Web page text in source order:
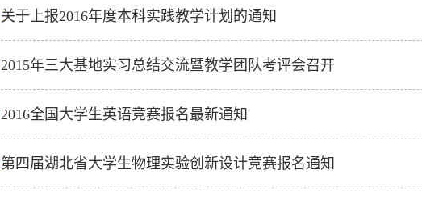
关于上报2016年度本科实践教学计划的通知
2015年三大基地实习总结交流暨教学团队考评会召开
2016全国大学生英语竞赛报名最新通知
第四届湖北省大学生物理实验创新设计竞赛报名通知